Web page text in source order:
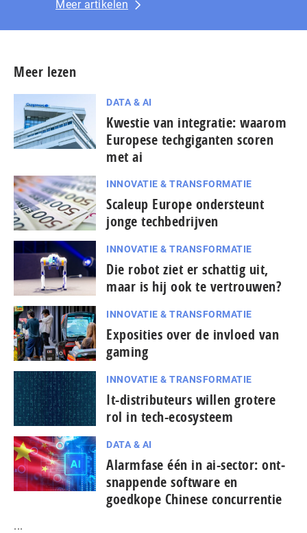
Meer artikelen
Meer lezen
DATA & AI
Kwestie van integratie: waarom
Europese techgiganten scoren
met ai
INNOVATIE & TRANSFORMATIE
Scaleup Europe ondersteunt
jonge techbedrijven
INNOVATIE & TRANSFORMATIE
Die robot ziet er schattig uit,
maar is hij ook te vertrouwen?
INNOVATIE & TRANSFORMATIE
Exposities over de invloed van
gaming
INNOVATIE & TRANSFORMATIE
It-dis­tri­bu­teurs willen grotere
rol in tech-ecosysteem
DATA & AI
Alarmfase één in ai-sector: ont­
snap­pen­de software en
goedkope Chinese con­cur­ren­tie
...